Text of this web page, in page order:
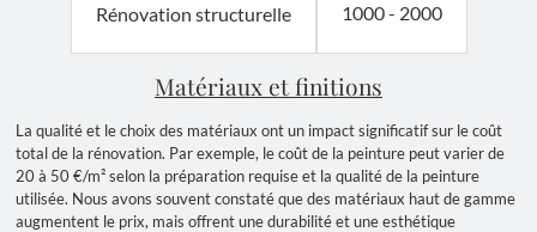
Rénovation structurelle 1000 - 2000
Matériaux et finitions
La qualité et le choix des matériaux ont un impact significatif sur le coût
total de la rénovation. Par exemple, le coût de la peinture peut varier de
20 à 50 €/m² selon la préparation requise et la qualité de la peinture
utilisée. Nous avons souvent constaté que des matériaux haut de gamme
augmentent le prix, mais offrent une durabilité et une esthétique